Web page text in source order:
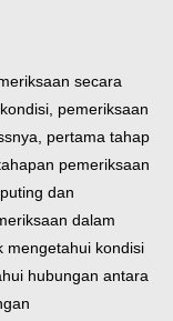
secara
pemeriksaan
pertama tahap
pemeriksaan
dan
dalam
mengetahui kondisi
hubungan antara